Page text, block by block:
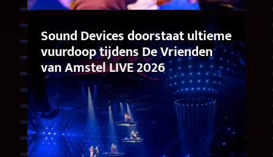
Sound Devices doorstaat ultieme
vuurdoop tijdens De Vrienden
van Amstel LIVE 2026